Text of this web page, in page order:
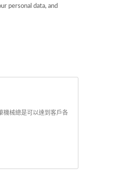
personal data, and
機械總是可以達到客戶各